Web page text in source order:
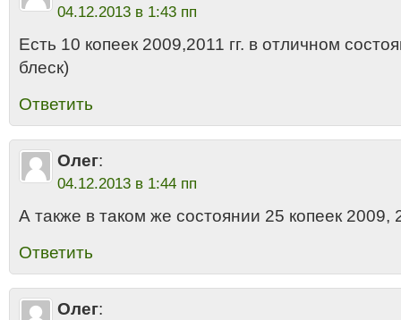
04.12.2013 в 1:43 пп
Есть 10 копеек 2009,2011 гг. в отличном
блеск)
Ответить
Олег:
04.12.2013 в 1:44 пп
А также в таком же состоянии 25 копеек 2009,
Ответить
Олег: